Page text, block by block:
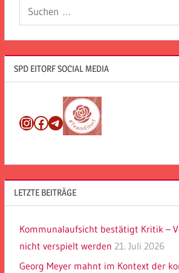
SPD EITORF SOCIAL MEDIA
Instagram
Facebook
Telegram
LETZTE BEITRÄGE
Kommunalaufsicht bestätigt Kritik –
nicht verspielt werden 21. Juli 2026
Georg Meyer mahnt im Kontext der